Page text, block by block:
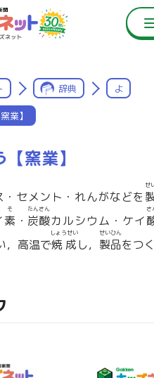
辞典 よ
業】
窯業】
・セメント・れんがなどを
せ
素
そ
・ 炭酸
たんさん
カルシウム・ケイ
さ
，高温で焼成
しょうせい
し， 製品
せいひん
をつ